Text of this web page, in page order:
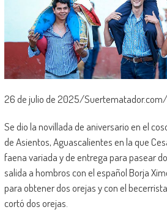
26 de julio de 2025/Suertematador.com/
Se dio la novillada de aniversario en el
de Asientos, Aguascalientes en la que
faena variada y de entrega para pasear
salida a hombros con el español Borja
para obtener dos orejas y con el
cortó dos orejas.